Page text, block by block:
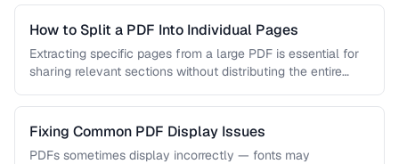
How to Split a PDF Into Individual Pages
Extracting specific pages from a large PDF is essential for
sharing relevant sections without distributing the entire
Fixing Common PDF Display Issues
PDFs sometimes display incorrectly — fonts may